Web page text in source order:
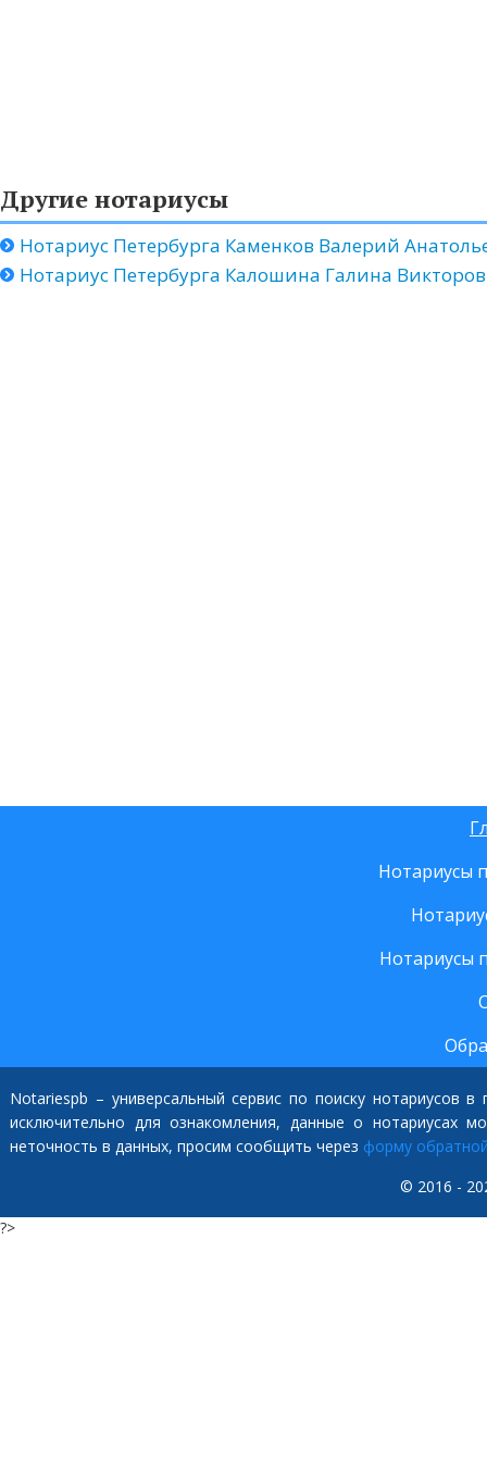
Другие нотариусы
Нотариус Петербурга Каменков Валерий
Нотариус Петербурга Калошина Галина
Нотариусы
Нотариусы
Notariespb – универсальный сервис по поиску нотариусов
исключительно для ознакомления, данные о нотариусах
неточность в данных, просим сообщить через форму
© 2016 -
?>